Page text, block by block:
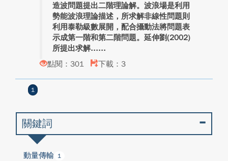
造波問題提出二階理論解。波浪場是利用
勢能波浪理論描述，所求解非線性問題則
利用泰勒級數展開，配合攝動法將問題表
示成第一階和第二階問題。延伸劉(2002)
所提出求解...
點閱：301
下載：3
1
關鍵詞
動量傳輸 1